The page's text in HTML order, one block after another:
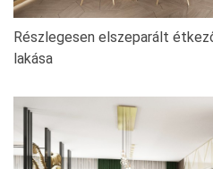
Részlegesen elszeparált
lakása